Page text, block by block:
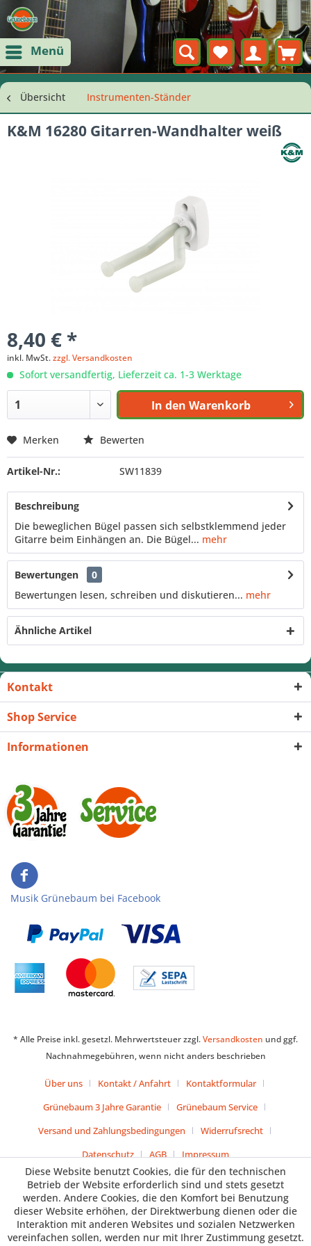
Menü
Übersicht Instrumenten-Ständer
K&M 16280 Gitarren-Wandhalter weiß
8,40 € *
inkl. MwSt.zzgl. Versandkosten
Sofort versandfertig, Lieferzeit ca. 1-3 Werktage
In den Warenkorb
Merken Bewerten
Artikel-Nr.: SW11839
Beschreibung
Die beweglichen Bügel passen sich selbstklemmend jeder
Gitarre beim Einhängen an. Die Bügel... mehr
Bewertungen
0
Bewertungen lesen, schreiben und diskutieren... mehr
Ähnliche Artikel
Kontakt
Shop Service
Informationen
Musik Grünebaum bei Facebook
* Alle Preise inkl. gesetzl. Mehrwertsteuer zzgl.Versandkosten und ggf.
Nachnahmegebühren, wenn nicht anders beschrieben
Über uns Kontakt / Anfahrt
Kontaktformular
Grünebaum 3 Jahre Garantie
Grünebaum Service
Versand und Zahlungsbedingungen
Widerrufsrecht
Datenschutz
AGB Impressum
Diese Website benutzt Cookies, die für den technischen
Betrieb der Website erforderlich sind und stets gesetzt
werden. Andere Cookies, die den Komfort bei Benutzung
dieser Website erhöhen, der Direktwerbung dienen oder die
Interaktion mit anderen Websites und sozialen Netzwerken
vereinfachen sollen, werden nur mit Ihrer Zustimmung gesetzt.